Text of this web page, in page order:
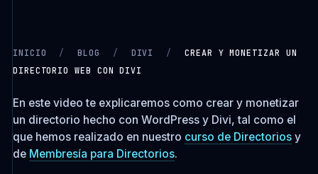
CARGANDO VIDEO…
INICIO / BLOG / DIVI /
CREAR Y MONETIZAR UN
DIRECTORIO WEB CON DIVI
En este video te explicaremos como crear y monetizar
un directorio hecho con WordPress y Divi, tal como el
que hemos realizado en nuestro curso de Directoriosy
de Membresía para Directorios.